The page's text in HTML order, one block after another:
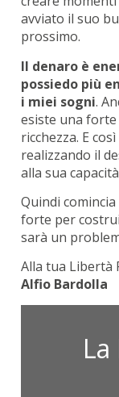
avviato il suo
prossimo.
Il denaro è
possiedo più
i miei sogni.
esiste una
ricchezza. E
realizzando il
alla sua
Quindi
forte per
sarà un
Alla tua Libertà
Alfio Bardolla